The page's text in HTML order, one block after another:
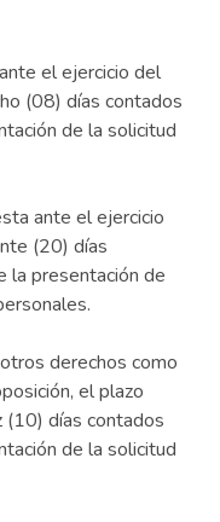
el ejercicio del
(08) días contados
de la solicitud
ante el ejercicio
(20) días
la presentación de
derechos como
el plazo
(10) días contados
de la solicitud